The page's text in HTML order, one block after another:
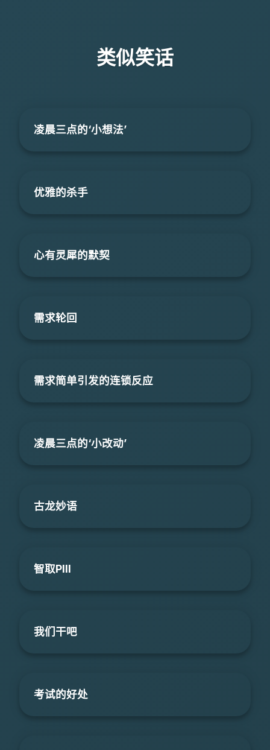
类似笑话
凌晨三点的‘小想法’
优雅的杀手
心有灵犀的默契
需求轮回
需求简单引发的连锁反应
凌晨三点的‘小改动’
古龙妙语
智取PIII
我们干吧
考试的好处